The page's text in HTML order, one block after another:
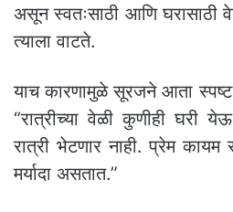
असून स्वतःसाठी आणि
त्याला वाटते.
याच कारणामुळे सूरजने आता
“रात्रीच्या वेळी कुणीही
रात्री भेटणार नाही. प्रेम कायम
मर्यादा असतात.”